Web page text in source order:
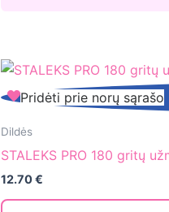
STALEKS
180
gritų
užmaunamas
(papmam
Pridėti prie norų sąrašo
Dildės
STALEKS PRO 180 gritų
12.70€